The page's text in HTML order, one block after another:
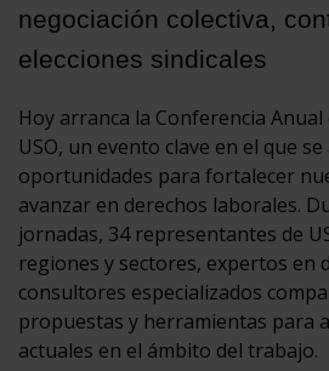
negociación colectiva,
elecciones sindicales
Hoy arranca la Conferencia Anual
USO, un evento clave en el que
oportunidades para fortalecer
avanzar en derechos laborales.
jornadas, 34 representantes de
regiones y sectores, expertos en
consultores especializados
propuestas y herramientas para
actuales en el ámbito del trabajo.